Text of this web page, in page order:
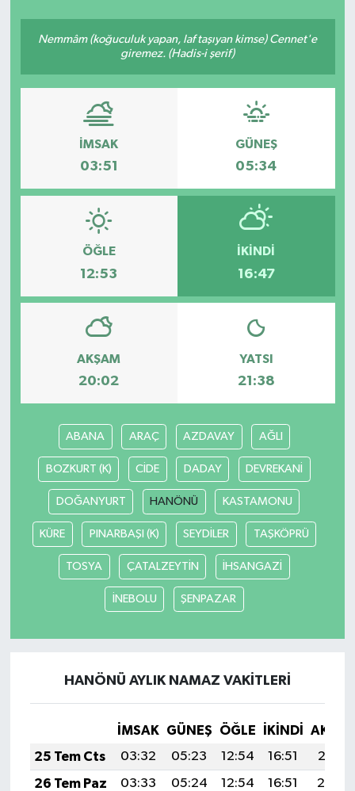
Nemmâm (koğuculuk yapan, laf taşıyan kimse) Cennet'e
giremez. (Hadis-i şerif)
İMSAK
03:51
GÜNEŞ
05:34
ÖĞLE
12:53
İKINDI
16:47
AKŞAM
20:02
YATSI
21:38
ABANA ARAÇ AZDAVAY AĞLI
BOZKURT (K) CİDE DADAY DEVREKANİ
DOĞANYURT HANÖNÜ KASTAMONU
KÜRE PINARBAŞI (K) SEYDİLER TAŞKÖPRÜ
TOSYA ÇATALZEYTİN İHSANGAZİ
İNEBOLU ŞENPAZAR
HANÖNÜ AYLIK NAMAZ VAKITLERI
İMSAK GÜNEŞ ÖĞLE İKINDI
25 Tem Cts
03:32 05:23 12:54 16:51
20:15
26 Tem Paz
03:33 05:24 12:54 16:51
20:14
Türkiye